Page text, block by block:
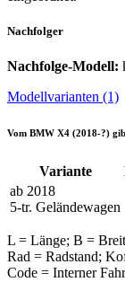
Nachfolger
Nachfolge-Modell:
Modellvarianten (1)
Vom BMW X4 (2018-?)
Variante
ab 2018
5-tr. Geländewagen
L = Länge; B =
Rad = Radstand;
Code = Interner